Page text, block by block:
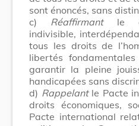
sont énoncés, sans
c) Réaffirmantle
indivisible,
tous les droits de
libertés
garantir la pleine
handicapées sans
d) Rappelantle Pacte
droits économiques,
Pacte international